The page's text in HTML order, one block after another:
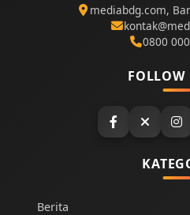
mediabdg.com,
0800
Berita